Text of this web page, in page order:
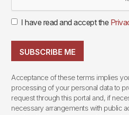
I have read and accept the
SUBSCRIBE ME
Acceptance of these terms implies
processing of your personal data to
request through this portal and, if
necessary arrangements with public